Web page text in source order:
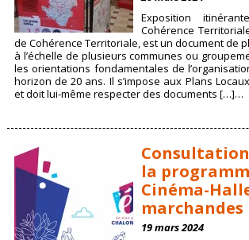
Exposition
Cohérence
de Cohérence Territoriale, est un document de
à l’échelle de plusieurs communes ou
les orientations fondamentales de
horizon de 20 ans. Il s’impose aux Plans Locaux
et doit lui-même respecter des documents […]…
la
Cinéma-
marchandes
19 mars 2024